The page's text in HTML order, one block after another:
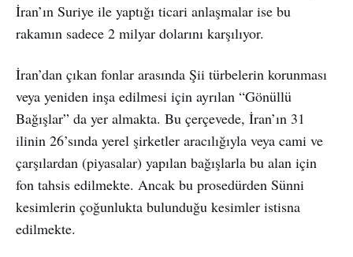
İran’ın Suriye ile yaptığı ticari anlaşmalar ise bu
rakamın sadece 2 milyar dolarını karşılıyor.
İran’dan çıkan fonlar arasında Şii türbelerin korunması
veya yeniden inşa edilmesi için ayrılan “Gönüllü
Bağışlar” da yer almakta. Bu çerçevede, İran’ın 31
ilinin 26’sında yerel şirketler aracılığıyla veya cami ve
çarşılardan (piyasalar) yapılan bağışlarla bu alan için
fon tahsis edilmekte. Ancak bu prosedürden Sünni
kesimlerin çoğunlukta bulunduğu kesimler istisna
edilmekte.